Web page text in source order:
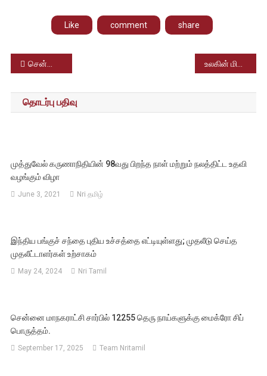
Like comment share
Post
navigation
சென்னையில் உள்ள கூகுள் தலைவர் சுந்தர் பிச்சை சொந்த வீட்டை விலைக்கு வாங்கிய தமிழ் திரைப்படத் தயாரிப்பாளர்
தொடர்பு பதிவு
முத்துவேல் கருணாநிதியின் 98வது பிறந்த நாள் மற்றும் நலத்திட்ட உதவி
வழங்கும் விழா
June 3, 2021 Nri தமிழ்
இந்திய பங்குச் சந்தை புதிய உச்சத்தை எட்டியுள்ளது; முதலீடு செய்த
முதலீட்டாளர்கள் உற்சாகம்
May 24, 2024 Nri Tamil
சென்னை மாநகராட்சி சார்பில் 12255 தெரு நாய்களுக்கு மைக்ரோ சிப்
பொருத்தம்.
September 17, 2025 Team Nritamil